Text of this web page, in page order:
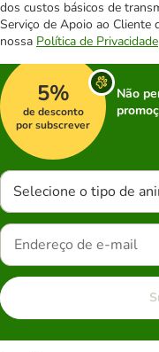
dos custos básicos de
Serviço de Apoio ao Cliente
nossa Política de Privacidade
5%
de desconto
por subscrever
Não
Selecione o tipo de